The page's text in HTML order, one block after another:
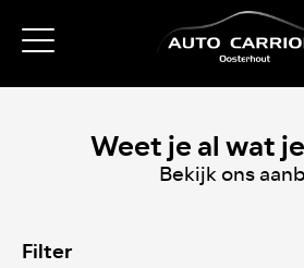
Weet je al wat
Bekijk ons
Filter